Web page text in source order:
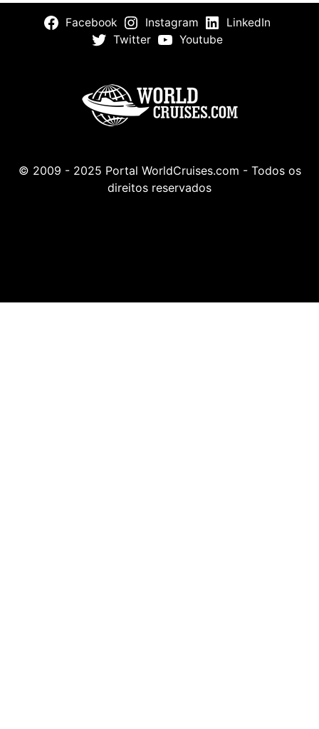
Facebook Instagram
LinkedIn
Twitter
Youtube
© 2009 - 2025 Portal WorldCruises.com - Todos os
direitos reservados